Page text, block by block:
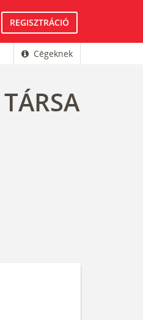
REGISZTRÁCIÓ
Cégeknek